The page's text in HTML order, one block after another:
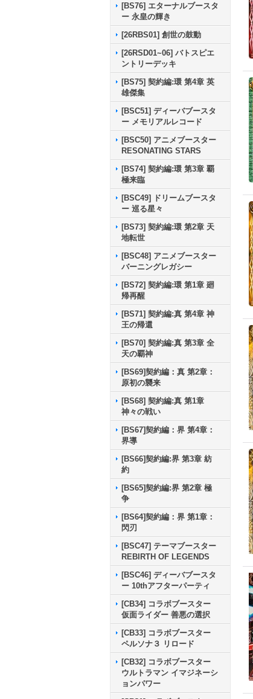
[BS76] エターナルブースタ
ー 永皇の輝き
[26RBS01] 創世の鼓動
[26RSD01~06] バトスピエ
ントリーデッキ
[BS75] 契約編:環 第4章 英
雄傑集
[BSC51] ディーバブースタ
ー メモリアルレコード
[BSC50] アニメブースター
RESONATING STARS
[BS74] 契約編:環 第3章 覇
極来臨
[BSC49] ドリームブースタ
ー 巡る星々
[BS73] 契約編:環 第2章 天
地転世
[BSC48] アニメブースター
バーニングレガシー
[BS72] 契約編:環 第1章 廻
帰再醒
[BS71] 契約編:真 第4章 神
王の帰還
[BS70] 契約編:真 第3章 全
天の覇神
[BS69]契約編：真 第2章：
原初の襲来
[BS68] 契約編:真 第1章
神々の戦い
[BS67]契約編：界 第4章：
界導
[BS66]契約編:界 第3章 紡
約
[BS65]契約編:界 第2章 極
争
[BS64]契約編：界 第1章：
閃刃
[BSC47] テーマブースター
REBIRTH OF LEGENDS
[BSC46] ディーバブースタ
ー 10thアフターパーティ
[CB34] コラボブースター
仮面ライダー 善悪の選択
[CB33] コラボブースター
ペルソナ３ リロード
[CB32] コラボブースター
ウルトラマン イマジネーシ
ョンパワー